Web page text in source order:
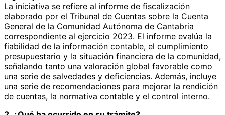
La iniciativa se refiere al informe de fiscalización
elaborado por el Tribunal de Cuentas sobre la Cuenta
General de la Comunidad Autónoma de Cantabria
correspondiente al ejercicio 2023. El informe evalúa la
fiabilidad de la información contable, el cumplimiento
presupuestario y la situación financiera de la comunidad,
señalando tanto una valoración global favorable como
una serie de salvedades y deficiencias. Además, incluye
una serie de recomendaciones para mejorar la rendición
de cuentas, la normativa contable y el control interno.